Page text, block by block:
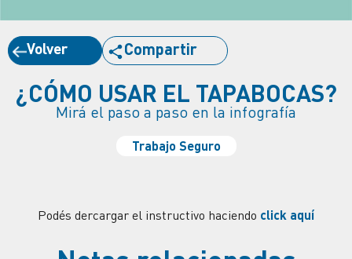
Volver Compartir
¿CÓMO USAR EL TAPABOCAS?
Mirá el paso a paso en la infografía
Trabajo Seguro
Podés dercargar el instructivo haciendo click aquí